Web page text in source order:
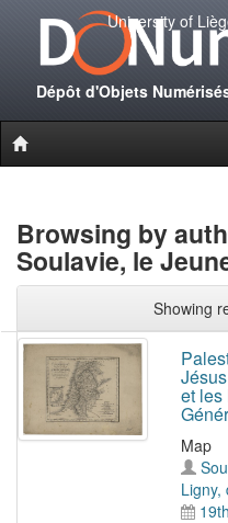
Dépôt d'Objets
University of
Browsing by
Soulavie, le
Showing
et les
Map
Ligny,